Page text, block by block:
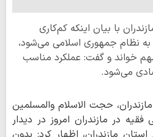
با بیان اینکه کم‌کاری
نظام جمهوری اسلامی می‌شود،
خواند و گفت: عملکرد مناسب
می‌شود.
مازندران، حجت الاسلام والمسلمین
فقیه در مازندران امروز در دیدار